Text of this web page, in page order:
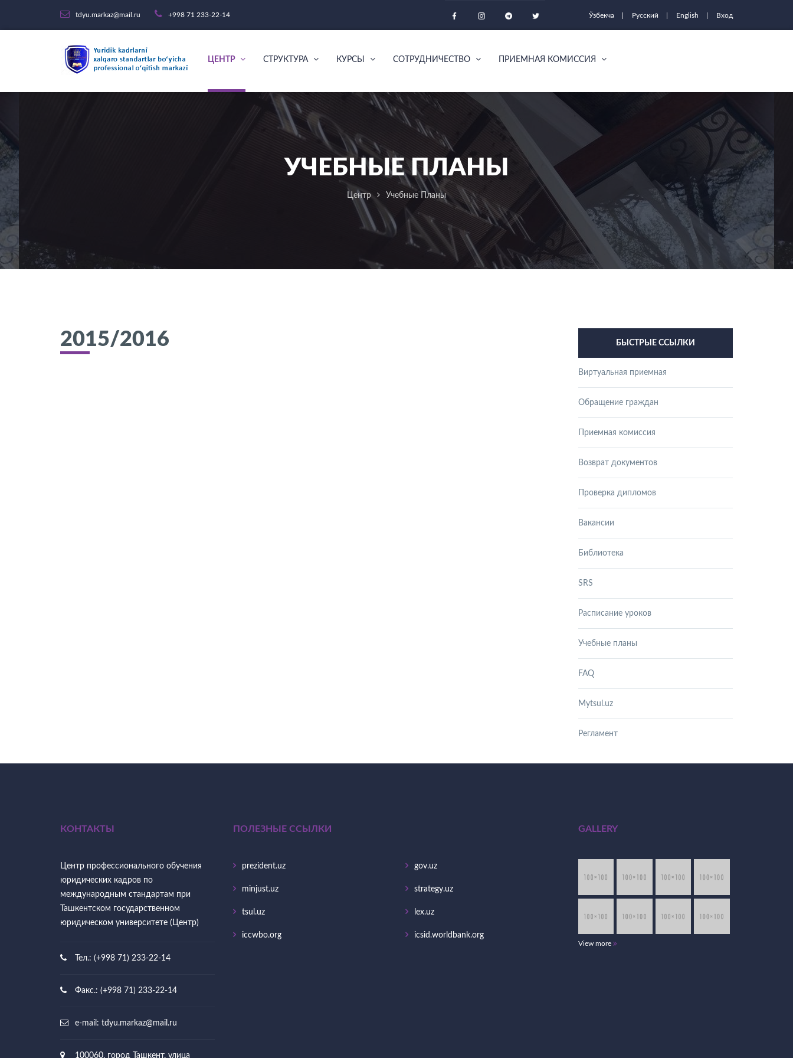
tdyu.markaz@mail.ru +998 71 233-22-14 Ўзбекча Русский English Вход
ЦЕНТР СТРУКТУРА КУРСЫ СОТРУДНИЧЕСТВО ПРИЕМНАЯ КОМИССИЯ
УЧЕБНЫЕ ПЛАНЫ
Центр Учебные Планы
2015/2016 БЫСТРЫЕ ССЫЛКИ
Виртуальная приемная
Обращение граждан
Приемная комиссия
Возврат документов
Проверка дипломов
Вакансии
Библиотека
SRS
Расписание уроков
Учебные планы
FAQ
Mytsul.uz
Регламент
КОНТАКТЫ
Центр профессионального обучения
юридических кадров по
международным стандартам при
Ташкентском государственном
юридическом университете (Центр)
Тел.: (+998 71) 233-22-14
Факс.: (+998 71) 233-22-14
e-mail: tdyu.markaz@mail.ru
100060, город Ташкент, улица
ПОЛЕЗНЫЕ ССЫЛКИ
prezident.uz gov.uz
minjust.uz strategy.uz
tsul.uz lex.uz
iccwbo.org icsid.worldbank.org
GALLERY
View more